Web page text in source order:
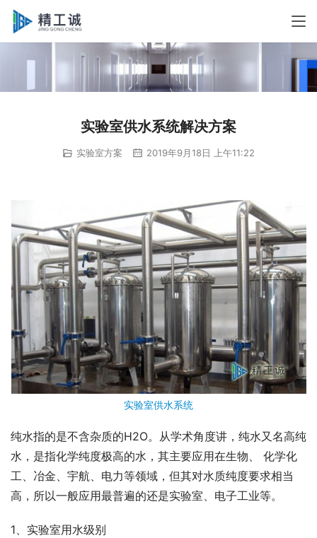
实验室供水系统解决方案
实验室方案 2019年9月18日 上午11:22
实验室供水系统
纯水指的是不含杂质的H2O。从学术角度讲，纯水又名高纯
水，是指化学纯度极高的水，其主要应用在生物、 化学化
工、冶金、宇航、电力等领域，但其对水质纯度要求相当
高，所以一般应用最普遍的还是实验室、电子工业等。
1、实验室用水级别